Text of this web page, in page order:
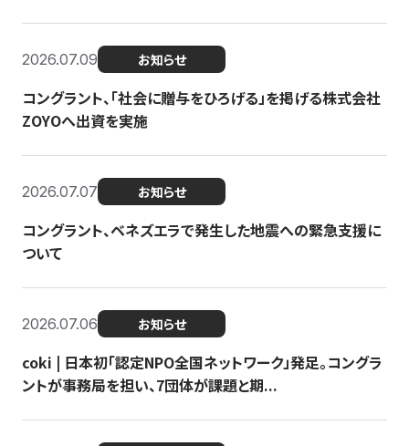
2026.07.09 お知らせ
コングラント、「社会に贈与をひろげる」を掲げる株式会社
ZOYOへ出資を実施
2026.07.07 お知らせ
コングラント、ベネズエラで発生した地震への緊急支援に
ついて
2026.07.06 お知らせ
coki | 日本初「認定NPO全国ネットワーク」発足。コングラ
ントが事務局を担い、7団体が課題と期...